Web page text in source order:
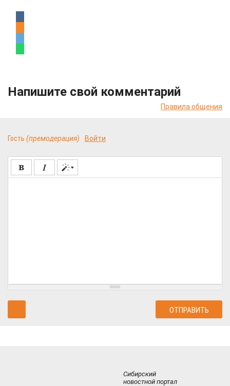
Напишите свой комментарий
Правила общения
Гость (премодерация) Войти
Сибирский
новостной портал